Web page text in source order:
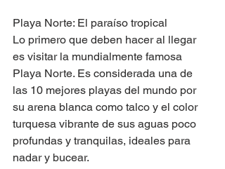
Playa Norte: El paraíso tropical
Lo primero que deben hacer al llegar
es visitar la mundialmente famosa
Playa Norte. Es considerada una de
las 10 mejores playas del mundo por
su arena blanca como talco y el color
turquesa vibrante de sus aguas poco
profundas y tranquilas, ideales para
nadar y bucear.